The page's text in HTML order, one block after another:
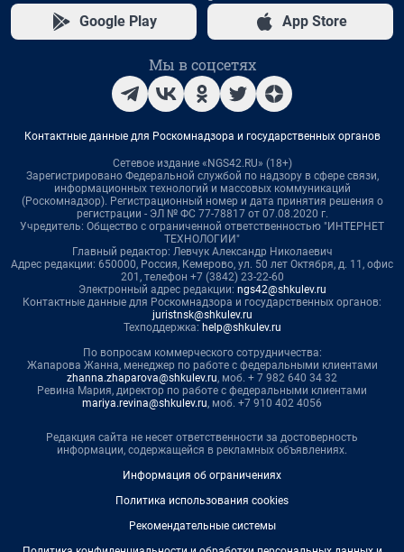
Google Play App Store
Мы в соцсетях
Контактные данные для Роскомнадзора и государственных органов
Сетевое издание «NGS42.RU» (18+)
Зарегистрировано Федеральной службой по надзору в сфере связи,
информационных технологий и массовых коммуникаций
(Роскомнадзор). Регистрационный номер и дата принятия решения о
регистрации - ЭЛ № ФС 77-78817 от 07.08.2020 г.
Учредитель: Общество с ограниченной ответственностью "ИНТЕРНЕТ
ТЕХНОЛОГИИ"
Главный редактор: Левчук Александр Николаевич
Адрес редакции: 650000, Россия, Кемерово, ул. 50 лет Октября, д. 11, офис
201, телефон +7 (3842) 23-22-60
Электронный адрес редакции: ngs42@shkulev.ru
Контактные данные для Роскомнадзора и государственных органов:
juristnsk@shkulev.ru
Техподдержка: help@shkulev.ru
По вопросам коммерческого сотрудничества:
Жапарова Жанна, менеджер по работе с федеральными клиентами
zhanna.zhaparova@shkulev.ru, моб. + 7 982 640 34 32
Ревина Мария, директор по работе с федеральными клиентами
mariya.revina@shkulev.ru, моб. +7 910 402 4056
Редакция сайта не несет ответственности за достоверность
информации, содержащейся в рекламных объявлениях.
Информация об ограничениях
Политика использования cookies
Рекомендательные системы